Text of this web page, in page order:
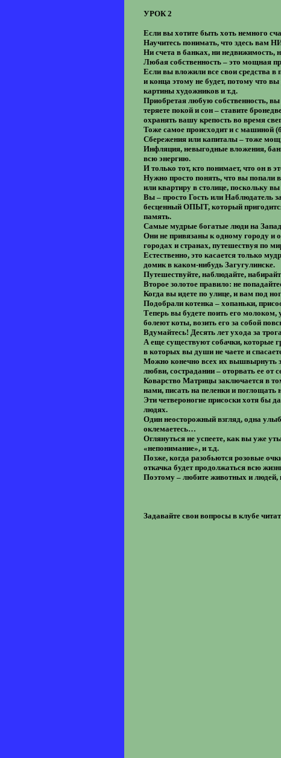
УРОК 2
Если вы хотите быть хоть немного
Научитесь понимать, что здесь
Ни счета в банках, ни
Любая собственность – это мощная
Если вы вложили все свои средства
и конца этому не будет, потому что
картины художников и т.д.
Приобретая любую собственность,
теряете покой и сон – ставите
охранять вашу крепость во время
Тоже самое происходит и с машиной
Сбережения или капиталы – тоже
Инфляция, невыгодные вложения,
всю энергию.
И только тот, кто понимает, что он
Нужно просто понять, что вы попали
или квартиру в столице, поскольку
Вы – просто Гость или Наблюдатель
бесценный ОПЫТ, который
память.
Самые мудрые богатые люди на
Они не привязаны к одному городу и
городах и странах, путешествуя по
Естественно, это касается только
домик в каком-нибудь Загугулинске.
Путешествуйте, наблюдайте,
Второе золотое правило: не
Когда вы идете по улице, и вам под
Подобрали котенка – хопаньки,
Теперь вы будете поить его молоком,
болеют коты, возить его за собой
Вдумайтесь! Десять лет ухода за
А еще существуют собачки, которые
в которых вы души не чаете и
Можно конечно всех их вышвырнуть
любви, сострадании – оторвать ее от
Коварство Матрицы заключается в
нами, писать на пеленки и
Эти четвероногие присоски хотя бы
людях.
Один неосторожный взгляд, одна
оклемаетесь…
Оглянуться не успеете, как вы уже
«непонимание», и т.д.
Позже, когда разобьются розовые
откачка будет продолжаться всю
Поэтому – любите животных и людей,
Задавайте свои вопросы в клубе